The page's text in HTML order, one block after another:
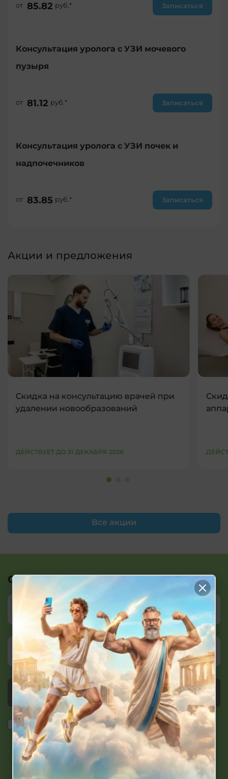
от 85.82 руб.* Записаться
Консультация уролога с УЗИ мочевого
пузыря
от 81.12 руб.* Записаться
Консультация уролога с УЗИ почек и
надпочечников
от 83.85 руб.* Записаться
Акции и предложения
Все акции
Скидка на консультацию врачей при
удалении новообразований
ДЕЙСТВУЕТ ДО 31 ДЕКАБРЯ 2026
Остались вопросы?
Заказать звонок
Согласие на сбор и обработкуперсональных
данныхв соответствии с требованиями Закона
Республики Беларусь от 07.05.2021 N 99-З "О защите
персональных данных"